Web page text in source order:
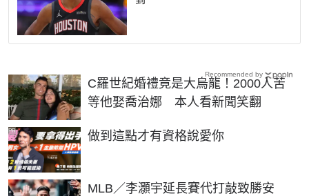
C羅世紀婚禮竟是大烏龍！2000人苦
等他娶喬治娜 本人看新聞笑翻
做到這點才有資格說愛你
PR
MLB／李灝宇延長賽代打敲致勝安
Recommended by